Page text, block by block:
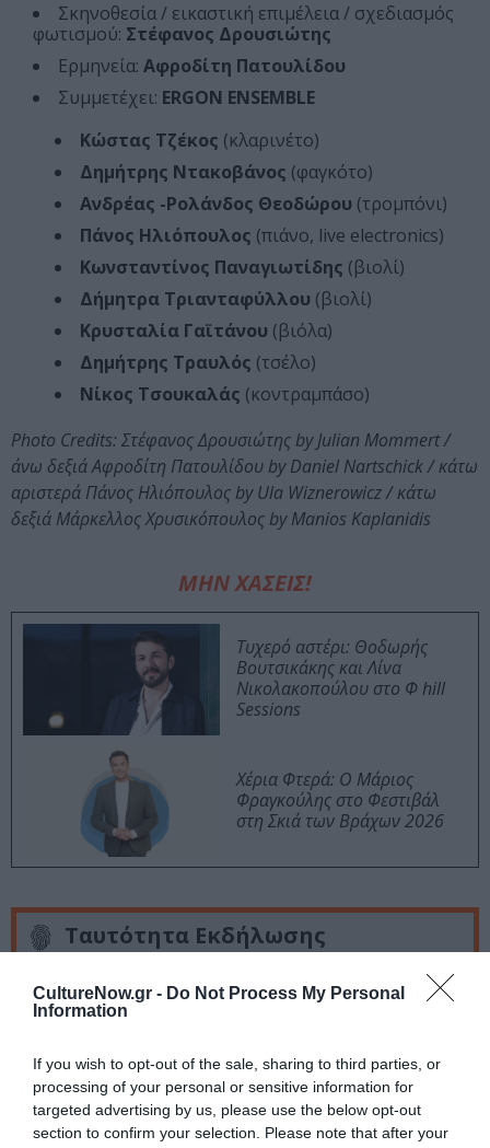
CultureNow.gr - Do Not Process My Personal
Information
If you wish to opt-out of the sale, sharing to third parties, or
processing of your personal or sensitive information for
targeted advertising by us, please use the below opt-out
section to confirm your selection. Please note that after your
Σκηνοθεσία / εικαστική επιμέλεια / σχεδιασμός
φωτισμού: Στέφανος Δρουσιώτης
Ερμηνεία: Αφροδίτη Πατουλίδου
Συμμετέχει: ERGON ENSEMBLE
Κώστας Τζέκος (κλαρινέτο)
Δημήτρης Ντακοβάνος (φαγκότο)
Ανδρέας -Ρολάνδος Θεοδώρου (τρομπόνι)
Πάνος Ηλιόπουλος (πιάνο, live electronics)
Κωνσταντίνος Παναγιωτίδης (βιολί)
Δήμητρα Τριανταφύλλου (βιολί)
Κρυσταλία Γαϊτάνου (βιόλα)
Δημήτρης Τραυλός (τσέλο)
Νίκος Τσουκαλάς (κοντραμπάσο)
Photo Credits: Στέφανος Δρουσιώτης by Julian Mommert /
άνω δεξιά Αφροδίτη Πατουλίδου by Daniel Nartschick / κάτω
αριστερά Πάνος Ηλιόπουλος by Ula Wiznerowicz / κάτω
δεξιά Μάρκελλος Χρυσικόπουλος by Manios Kaplanidis
ΜΗΝ ΧΑΣΕΙΣ!
Τυχερό αστέρι: Θοδωρής
Βουτσικάκης και Λίνα
Νικολακοπούλου στο Φ hill
Sessions
Χέρια Φτερά: Ο Μάριος
Φραγκούλης στο Φεστιβάλ
στη Σκιά των Βράχων 2026
Ταυτότητα Εκδήλωσης
Ημερομηνία:
Σάββατο & Κυριακή 6 Απριλίου | 20:30
Τοποθεσία:
Ολύμπια, Δημοτικό Μουσικό Θέατρο «Μαρία Κάλλας»,